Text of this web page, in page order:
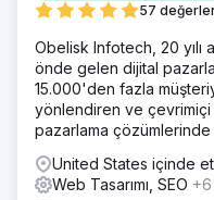
57
Obelisk Infotech, 20 yılı
önde gelen dijital
15.000'den fazla
yönlendiren ve çevrimiçi
pazarlama çözümlerinde
United States içinde
Web Tasarımı, SEO +6